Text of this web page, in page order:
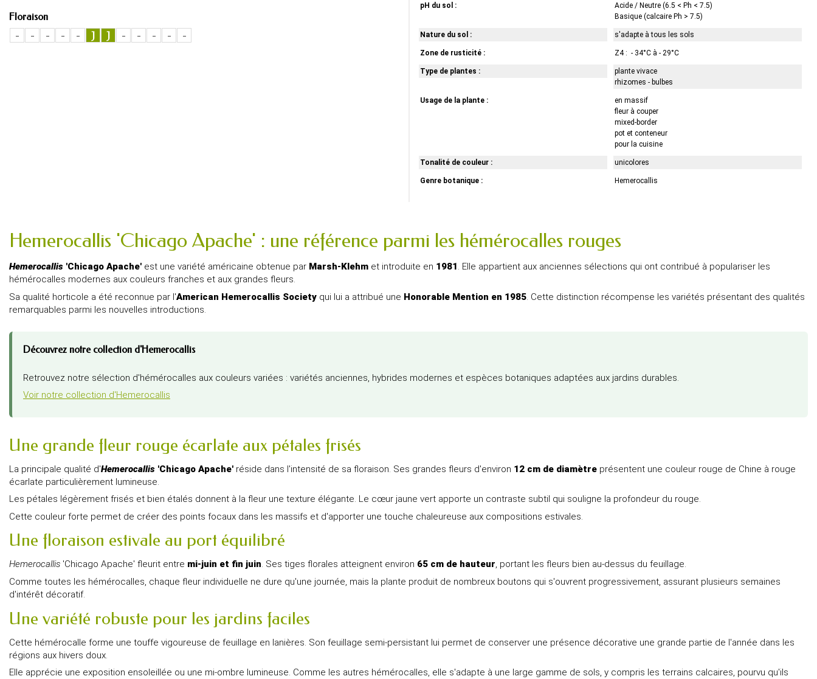
Floraison
-
- - - - J J - - - - -
pH du sol :
Acide / Neutre (6.5 < Ph < 7.5)
Basique (calcaire Ph > 7.5)
Nature du sol : s'adapte à tous les sols
Zone de rusticité : Z4 : - 34°C à - 29°C
Type de plantes :
plante vivace
rhizomes - bulbes
Usage de la plante :
en massif
fleur à couper
mixed-border
pot et conteneur
pour la cuisine
Tonalité de couleur : unicolores
Genre botanique : Hemerocallis
Hemerocallis 'Chicago Apache' : une référence parmi les hémérocalles rouges
Hemerocallis 'Chicago Apache' est une variété américaine obtenue par Marsh-Klehm et introduite en 1981. Elle appartient aux anciennes sélections qui ont contribué à populariser les
hémérocalles modernes aux couleurs franches et aux grandes fleurs.
Sa qualité horticole a été reconnue par l'American Hemerocallis Society qui lui a attribué une Honorable Mention en 1985 . Cette distinction récompense les variétés présentant des qualités
remarquables parmi les nouvelles introductions.
Découvrez notre collection d'Hemerocallis
Retrouvez notre sélection d'hémérocalles aux couleurs variées : variétés anciennes, hybrides modernes et espèces botaniques adaptées aux jardins durables.
Voir notre collection d'Hemerocallis
Une grande fleur rouge écarlate aux pétales frisés
La principale qualité d'Hemerocallis 'Chicago Apache' réside dans l'intensité de sa floraison. Ses grandes fleurs d'environ 12 cm de diamètre présentent une couleur rouge de Chine à rouge
écarlate particulièrement lumineuse.
Les pétales légèrement frisés et bien étalés donnent à la fleur une texture élégante. Le cœur jaune vert apporte un contraste subtil qui souligne la profondeur du rouge.
Cette couleur forte permet de créer des points focaux dans les massifs et d'apporter une touche chaleureuse aux compositions estivales.
Une floraison estivale au port équilibré
Hemerocallis 'Chicago Apache' fleurit entre mi-juin et fin juin. Ses tiges florales atteignent environ 65 cm de hauteur, portant les fleurs bien au-dessus du feuillage.
Comme toutes les hémérocalles, chaque fleur individuelle ne dure qu'une journée, mais la plante produit de nombreux boutons qui s'ouvrent progressivement, assurant plusieurs semaines
d'intérêt décoratif.
Une variété robuste pour les jardins faciles
Cette hémérocalle forme une touffe vigoureuse de feuillage en lanières. Son feuillage semi-persistant lui permet de conserver une présence décorative une grande partie de l'année dans les
régions aux hivers doux.
Elle apprécie une exposition ensoleillée ou une mi-ombre lumineuse. Comme les autres hémérocalles, elle s'adapte à une large gamme de sols, y compris les terrains calcaires, pourvu qu'ils